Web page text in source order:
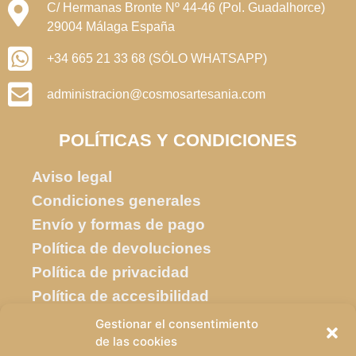
Gestionar el consentimiento
de las cookies
C/ Hermanas Bronte Nº 44-46 (Pol. Guadalhorce)
29004 Málaga España
+34 665 21 33 68 (SÓLO WHATSAPP)
administracion@cosmosartesania.com
POLÍTICAS Y CONDICIONES
Aviso legal
Condiciones generales
Envío y formas de pago
Política de devoluciones
Política de privacidad
Política de accesibilidad
Política de cookies